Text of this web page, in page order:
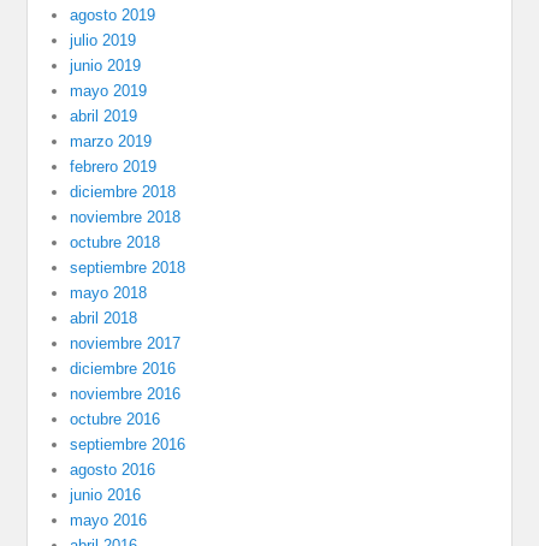
agosto 2019
julio 2019
junio 2019
mayo 2019
abril 2019
marzo 2019
febrero 2019
diciembre 2018
noviembre 2018
octubre 2018
septiembre 2018
mayo 2018
abril 2018
noviembre 2017
diciembre 2016
noviembre 2016
octubre 2016
septiembre 2016
agosto 2016
junio 2016
mayo 2016